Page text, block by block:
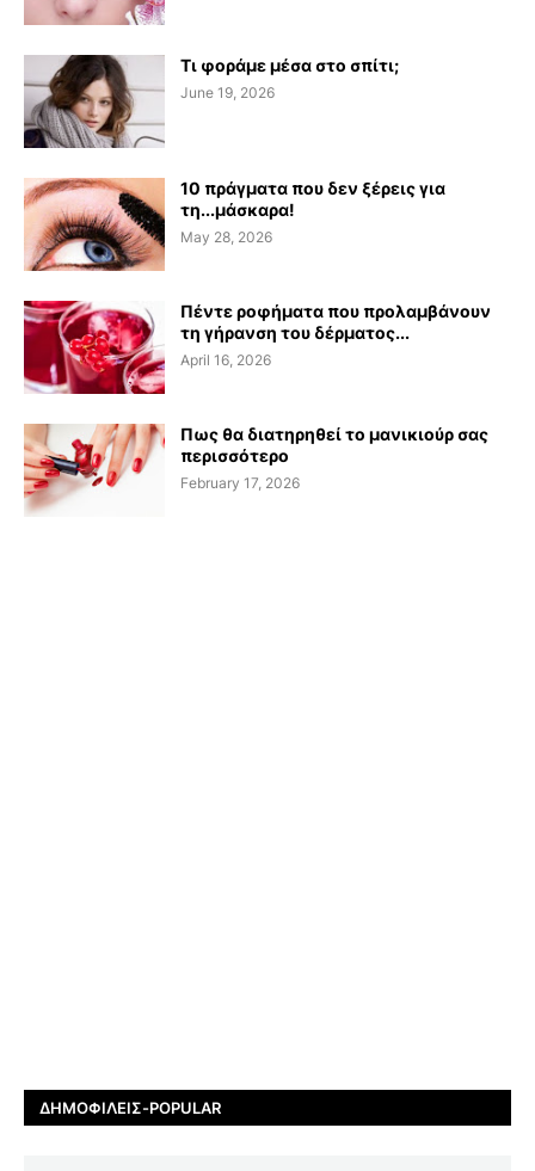
Τι φοράμε μέσα στο σπίτι;
June 19, 2026
10 πράγματα που δεν ξέρεις για
τη...μάσκαρα!
May 28, 2026
Πέντε ροφήματα που προλαμβάνουν
τη γήρανση του δέρματος...
April 16, 2026
Πως θα διατηρηθεί το μανικιούρ σας
περισσότερο
February 17, 2026
ΔΗΜΟΦΙΛΕΊΣ-POPULAR